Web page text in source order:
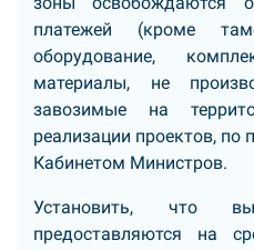
платежей (кроме
оборудование,
материалы, не
завозимые на
реализации проектов,
Кабинетом Министров.
Установить, что
предоставляются